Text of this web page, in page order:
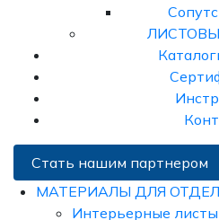
Стать нашим партнером
МАТЕРИАЛЫ ДЛЯ
Интерьерные листы